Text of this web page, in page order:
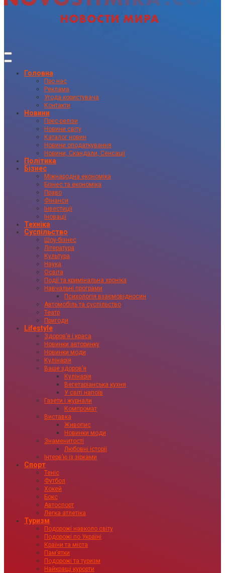
Головна
Про нас
Реклама
Угода користувача
Контакти
Новини
Прес-релізи
Новини світу
Каталог новин
Новини оподаткування
Новини, Скандали, Сенсації
Політика
Бізнес
Міжнародна економіка
Бізнес та економіка
Право
Фінанси
Інвестиції
Іновації
Техніка
Суспільство
Шоу-бізнес
Література
Культура
Наука
Освіта
Події та кримінальна хроніка
Навчальні програми
Психологія взаємовідносин
Автомобіль та суспільство
Театр
Пригоди
Lifestyle
Здоровʼя і краса
Новинки авторинку
Новинки моди
Кулінарія
Ваше здоровʼя
Кулінарія
Вегетаріанська кухня
У світі напоїв
Газети і журнали
Компромат
Виставка
Живопис
Новинки моди
Знаменитості
Любовні історії
Інтервʼю із зірками
Спорт
Теніс
Футбол
Хокей
Бокс
Автоспорт
Легка атлетіка
Туризм
Подорожі навколо світу
Подорожі по Україні
Країни та міста
Пам’ятки
Подорожі та туризм
Найкращі курорти